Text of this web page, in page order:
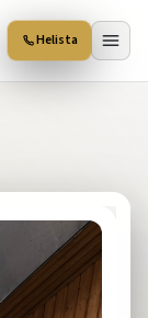
Helista